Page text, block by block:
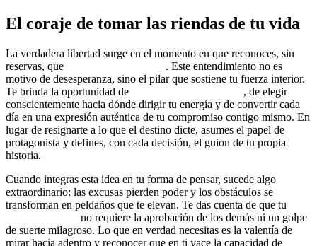
El coraje de tomar las riendas de tu vida
La verdadera libertad surge en el momento en que reconoces, sin
reservas, que
. Este entendimiento no es
motivo de desesperanza, sino el pilar que sostiene tu fuerza interior.
Te brinda la oportunidad de
, de elegir
conscientemente hacia dónde dirigir tu energía y de convertir cada
día en una expresión auténtica de tu compromiso contigo mismo. En
lugar de resignarte a lo que el destino dicte, asumes el papel de
protagonista y defines, con cada decisión, el guion de tu propia
historia.
Cuando integras esta idea en tu forma de pensar, sucede algo
extraordinario: las excusas pierden poder y los obstáculos se
transforman en peldaños que te elevan. Te das cuenta de que tu
no requiere la aprobación de los demás ni un golpe
de suerte milagroso. Lo que en verdad necesitas es la valentía de
mirar hacia adentro y reconocer que en ti yace la capacidad de